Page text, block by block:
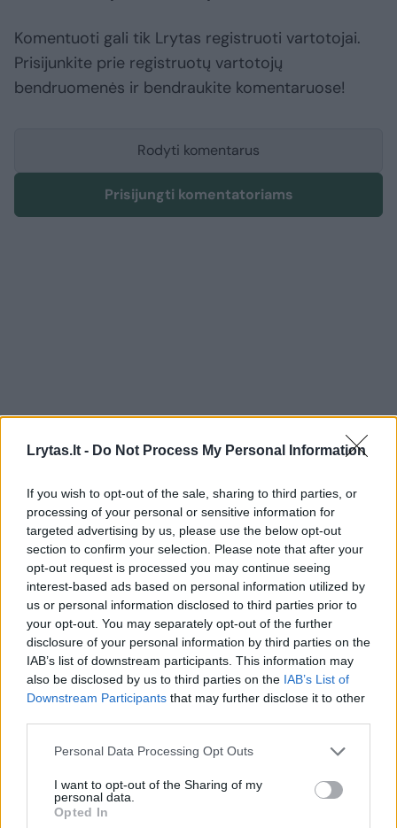
Lrytas.lt - Do Not Process My Personal Information
If you wish to opt-out of the sale, sharing to third parties, or
processing of your personal or sensitive information for
targeted advertising by us, please use the below opt-out
section to confirm your selection. Please note that after your
opt-out request is processed you may continue seeing
interest-based ads based on personal information utilized by
us or personal information disclosed to third parties prior to
your opt-out. You may separately opt-out of the further
disclosure of your personal information by third parties on the
IAB’s list of downstream participants. This information may
also be disclosed by us to third parties on the IAB’s List of
Downstream Participants that may further disclose it to other
Personal Data Processing Opt Outs
I want to opt-out of the Sharing of my
personal data.
Opted In
Komentuoti gali tik Lrytas registruoti vartotojai.
Prisijunkite prie registruotų vartotojų
bendruomenės ir bendraukite komentaruose!
Rodyti komentarus
Prisijungti komentatoriams
Lietuvos diena Nelaimės
Anykščių r. savo automobilyje
rastas peršautas vyras, šalia –
teisėtai laikytas pistoletas
2026 m. rugpjūčio 9 d. 05:23
Lrytas.lt
Į Vilniaus medikų rankas pateko vyras su
šautine žaizda. Vyriškis rastas savo
automobilyje, Anykščių rajone.